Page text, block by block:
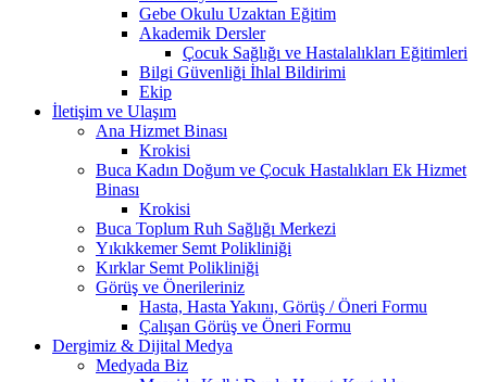
Gebe Okulu Uzaktan Eğitim
Akademik Dersler
Çocuk Sağlığı ve Hastalalıkları Eğitimleri
Bilgi Güvenliği İhlal Bildirimi
Ekip
İletişim ve Ulaşım
Ana Hizmet Binası
Krokisi
Buca Kadın Doğum ve Çocuk Hastalıkları Ek Hizmet
Binası
Krokisi
Buca Toplum Ruh Sağlığı Merkezi
Yıkıkkemer Semt Polikliniği
Kırklar Semt Polikliniği
Görüş ve Önerileriniz
Hasta, Hasta Yakını, Görüş / Öneri Formu
Çalışan Görüş ve Öneri Formu
Dergimiz & Dijital Medya
Medyada Biz